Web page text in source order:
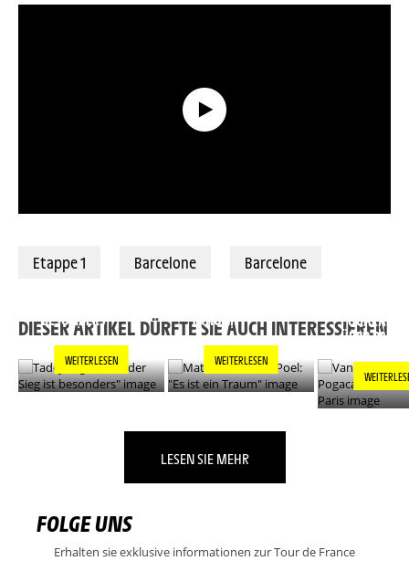
Etappe 1 Barcelone Barcelone
DIESER ARTIKEL DÜRFTE SIE AUCH INTERESSIEREN
BESONDERS"
WEITERLESEN
TRAUM"
WEITERLESEN
POGACAR
ÜBER PARIS
LESEN SIE MEHR
FOLGE UNS
Erhalten sie exklusive informationen zur Tour de France